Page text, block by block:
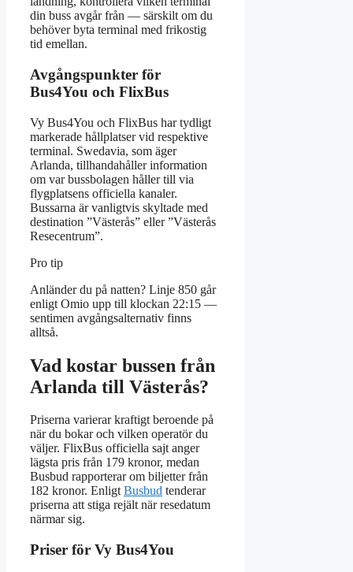
din buss avgår från — särskilt om du
behöver byta terminal med frikostig
tid emellan.
Avgångspunkter för
Bus4You och FlixBus
Vy Bus4You och FlixBus har tydligt
markerade hållplatser vid respektive
terminal. Swedavia, som äger
Arlanda, tillhandahåller information
om var bussbolagen håller till via
flygplatsens officiella kanaler.
Bussarna är vanligtvis skyltade med
destination ”Västerås” eller ”Västerås
Resecentrum”.
Pro tip
Anländer du på natten? Linje 850 går
enligt Omio upp till klockan 22:15 —
sentimen avgångsalternativ finns
alltså.
Vad kostar bussen från
Arlanda till Västerås?
Priserna varierar kraftigt beroende på
när du bokar och vilken operatör du
väljer. FlixBus officiella sajt anger
lägsta pris från 179 kronor, medan
Busbud rapporterar om biljetter från
182 kronor. EnligtBusbud tenderar
priserna att stiga rejält när resedatum
närmar sig.
Priser för Vy Bus4You